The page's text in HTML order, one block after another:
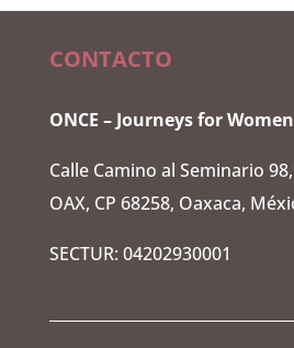
CONTACTO
ONCE – Journeys for Women
Calle Camino al Seminario
OAX, CP 68258, Oaxaca,
SECTUR: 04202930001